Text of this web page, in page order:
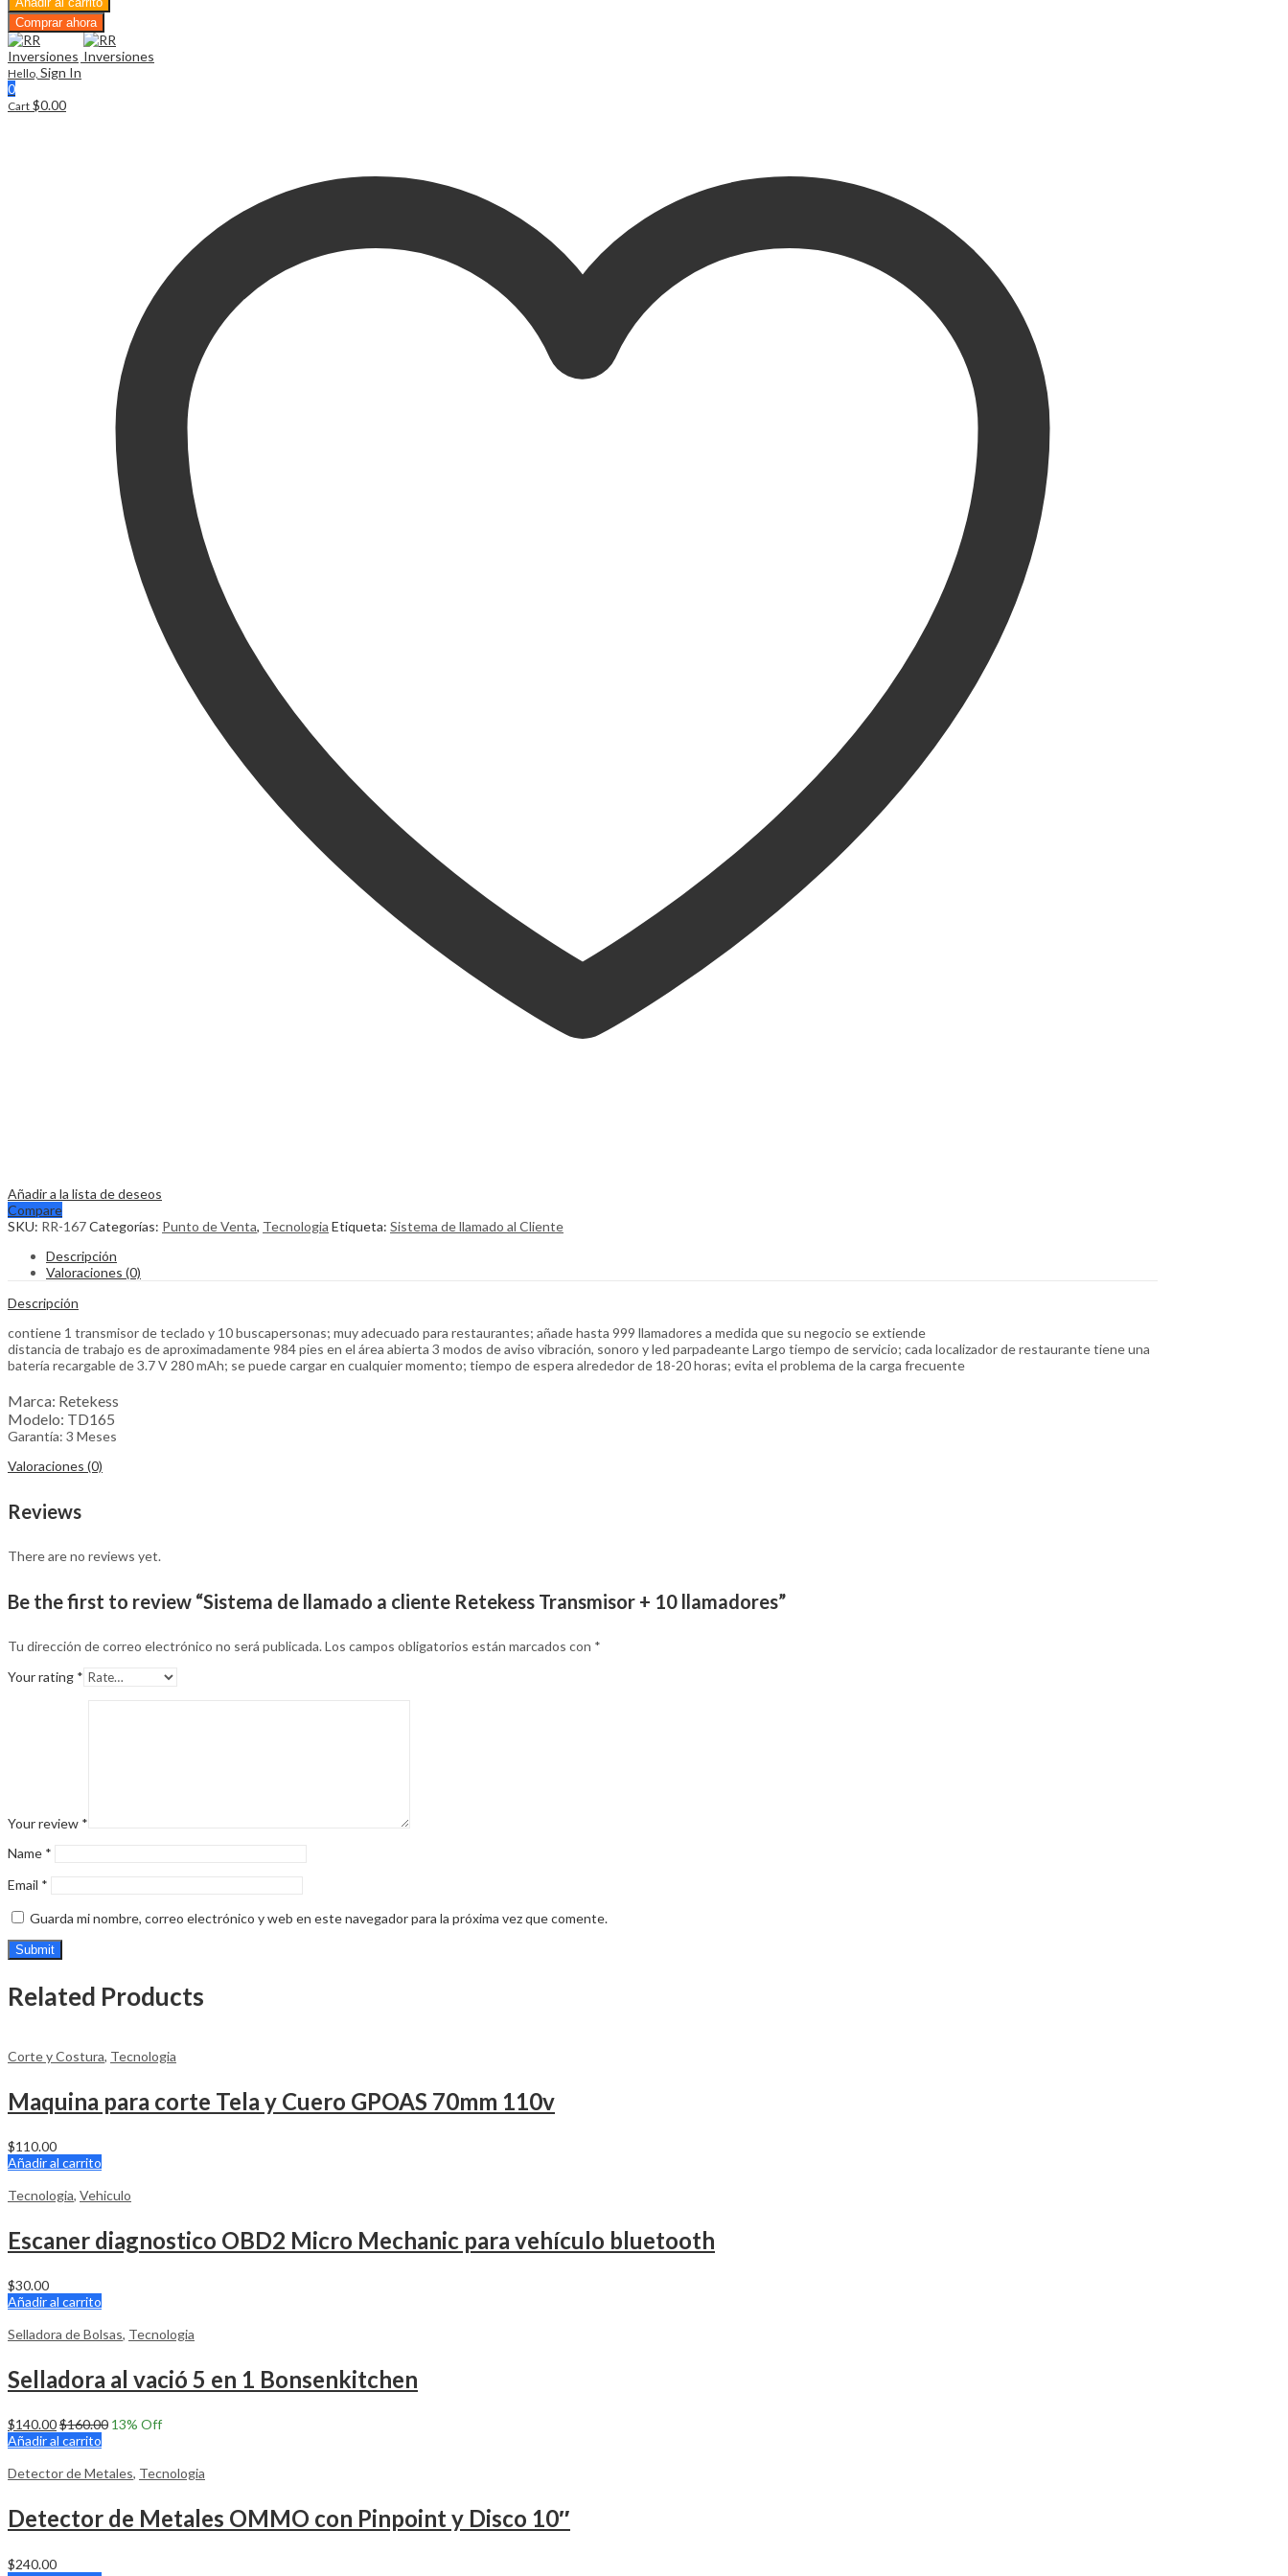
Cart $0.00
Menu
Hello, Sign In
0
Cart $0.00
Comprar ahora
Añadir a la lista de deseos
Compare
SKU: RR-167Categorías: Punto de Venta, Tecnologia Etiqueta: Sistema de llamado al Cliente
Descripción
Valoraciones (0)
Descripción
contiene 1 transmisor de teclado y 10 buscapersonas; muy adecuado para restaurantes; añade hasta 999 llamadores a medida que su negocio se extiende
distancia de trabajo es de aproximadamente 984 pies en el área abierta 3 modos de aviso vibración, sonoro y led parpadeante Largo tiempo de servicio; cada localizador de restaurante tiene una
batería recargable de 3.7 V 280 mAh; se puede cargar en cualquier momento; tiempo de espera alrededor de 18-20 horas; evita el problema de la carga frecuente
Marca: Retekess
Modelo: TD165
Garantía: 3 Meses
Valoraciones (0)
Reviews
There are no reviews yet.
Be the first to review “Sistema de llamado a cliente Retekess Transmisor + 10 llamadores”
Tu dirección de correo electrónico no será publicada.Los campos obligatorios están marcados con *
Your rating *
Your review *
Name *
Email *
Guarda mi nombre, correo electrónico y web en este navegador para la próxima vez que comente.
Related Products
Corte y Costura, Tecnologia
Maquina para corte Tela y Cuero GPOAS 70mm 110v
$110.00
Añadir al carrito
Tecnologia, Vehiculo
Escaner diagnostico OBD2 Micro Mechanic para vehículo bluetooth
$30.00
Añadir al carrito
Selladora de Bolsas, Tecnologia
Selladora al vació 5 en 1 Bonsenkitchen
$140.00$160.00 13% Off
Añadir al carrito
Detector de Metales, Tecnologia
Detector de Metales OMMO con Pinpoint y Disco 10″
$240.00